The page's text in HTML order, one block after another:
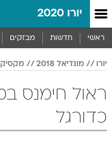
יורו 2020
ראשי חדשות מבזקים
יורו מונדיאל 2018 מקסיקו
כדורגל